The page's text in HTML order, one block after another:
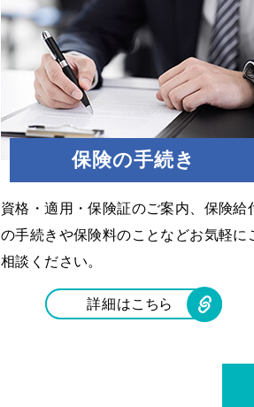
保険の手続き
資格・適用・保険証のご案内、保険給
の手続きや保険料のことなどお気軽に
相談ください。
詳細はこちら